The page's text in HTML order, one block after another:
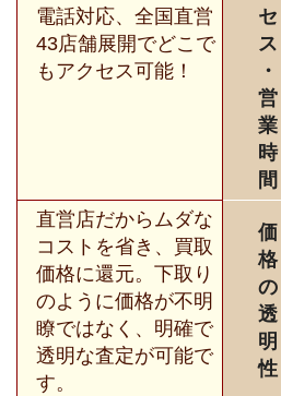
電話対応、全国直営
43店舗展開でどこで
もアクセス可能！
セ
ス
・
営
業
時
間
直営店だからムダな
コストを省き、買取
価格に還元。下取り
のように価格が不明
瞭ではなく、明確で
透明な査定が可能で
す。
価
格
の
透
明
性